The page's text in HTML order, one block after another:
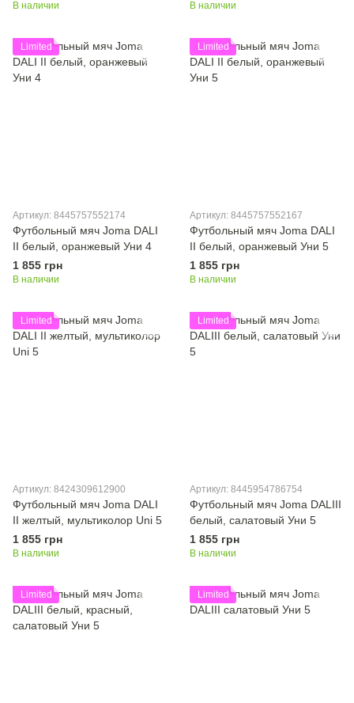
В наличии В наличии
Limited
Артикул: 8445757552174
Футбольный мяч Joma DALI
II белый, оранжевый Уни 4
1 855 грн
В наличии
Limited
Артикул: 8445757552167
Футбольный мяч Joma DALI
II белый, оранжевый Уни 5
1 855 грн
В наличии
Limited
Артикул: 8424309612900
Футбольный мяч Joma DALI
II желтый, мультиколор Uni 5
1 855 грн
В наличии
Limited
Артикул: 8445954786754
Футбольный мяч Joma DALIII
белый, салатовый Уни 5
1 855 грн
В наличии
Limited Limited